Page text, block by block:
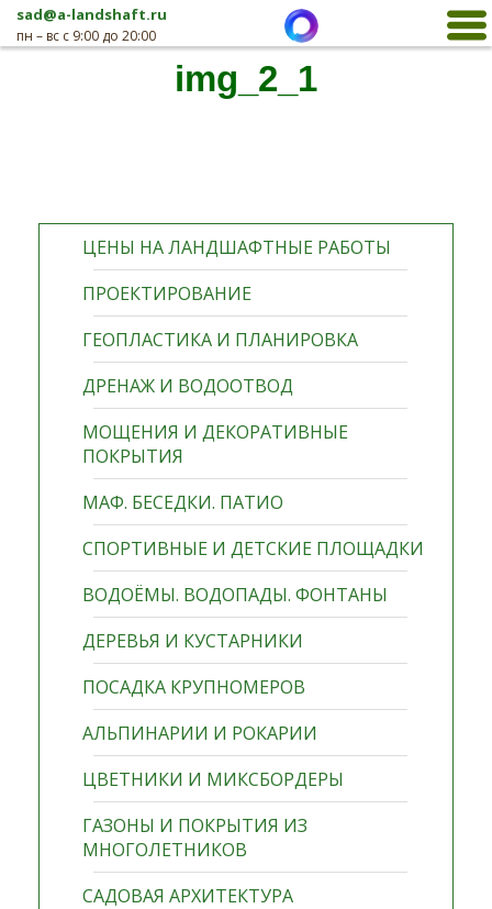
sad@a-landshaft.ru
пн – вс с 9:00 до 20:00
ЦЕНЫ НА ЛАНДШАФТНЫЕ РАБОТЫ
ПРОЕКТИРОВАНИЕ
ГЕОПЛАСТИКА И ПЛАНИРОВКА
ДРЕНАЖ И ВОДООТВОД
МОЩЕНИЯ И ДЕКОРАТИВНЫЕ
ПОКРЫТИЯ
МАФ. БЕСЕДКИ. ПАТИО
СПОРТИВНЫЕ И ДЕТСКИЕ ПЛОЩАДКИ
ВОДОЁМЫ. ВОДОПАДЫ. ФОНТАНЫ
ДЕРЕВЬЯ И КУСТАРНИКИ
ПОСАДКА КРУПНОМЕРОВ
АЛЬПИНАРИИ И РОКАРИИ
ЦВЕТНИКИ И МИКСБОРДЕРЫ
ГАЗОНЫ И ПОКРЫТИЯ ИЗ
МНОГОЛЕТНИКОВ
САДОВАЯ АРХИТЕКТУРА
img_2_1